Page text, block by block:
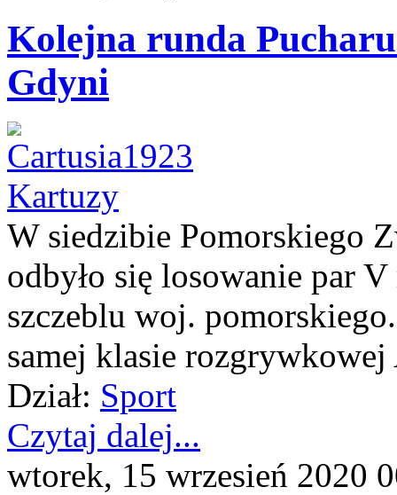
Kolejna runda
Gdyni
W siedzibie Pomorskiego
odbyło się losowanie par
szczeblu woj.
samej klasie
Dział: Sport
Czytaj dalej...
wtorek, 15 wrzesień 2020